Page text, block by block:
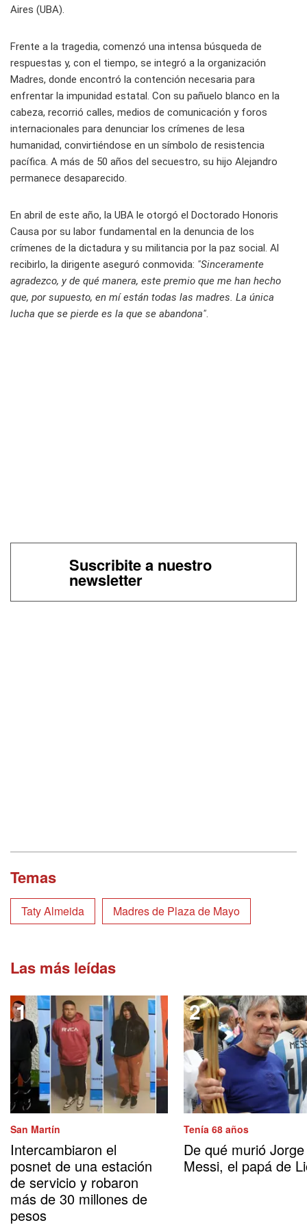
Aires (UBA).
Frente a la tragedia, comenzó una intensa búsqueda de
respuestas y, con el tiempo, se integró a la organización
Madres, donde encontró la contención necesaria para
enfrentar la impunidad estatal. Con su pañuelo blanco en la
cabeza, recorrió calles, medios de comunicación y foros
internacionales para denunciar los crímenes de lesa
humanidad, convirtiéndose en un símbolo de resistencia
pacífica. A más de 50 años del secuestro, su hijo Alejandro
permanece desaparecido.
En abril de este año, la UBA le otorgó el Doctorado Honoris
Causa por su labor fundamental en la denuncia de los
crímenes de la dictadura y su militancia por la paz social. Al
recibirlo, la dirigente aseguró conmovida: "Sinceramente
agradezco, y de qué manera, este premio que me han hecho
que, por supuesto, en mí están todas las madres. La única
lucha que se pierde es la que se abandona".
Suscribite a nuestro
newsletter
Temas
Taty Almeida Madres de Plaza de Mayo
Las más leídas
San Martín
Intercambiaron el
posnet de una estación
de servicio y robaron
más de 30 millones de
pesos
Tenía 68 años
De qué murió Jorge
Messi, el papá de